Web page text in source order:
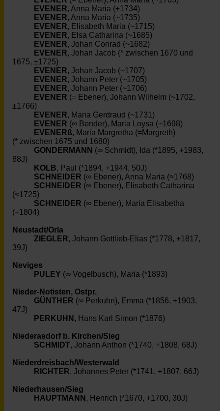
EVENER, Anna Maria (±1734)
EVENER, Anna Maria (~1735)
EVENER, Elisabeth Maria (~1715)
EVENER, Elsa Catharina (~1685)
EVENER, Johan Conrad (~1682)
EVENER, Johan Jacob (* zwischen 1670 und
1675, ±1725)
EVENER, Johan Jacob (~1707)
EVENER, Johann Peter (~1705)
EVENER, Johann Peter (~1706)
EVENER (= Ebener), Johann Wilhelm (~1702,
±1766)
EVENER, Maria Gerdraud (~1731)
EVENER (∞ Bender), Maria Loysa (~1698)
EVENERß, Maria Margretha (=Margreth)
(* zwischen 1675 und 1680)
GONDERMANN (∞ Schmidt), Ida (*1895, +1983,
88J)
KOLB, Paul (*1894, +1944, 50J)
SCHNEIDER (∞ Ebener), Anna Maria (≈1768)
SCHNEIDER (∞ Ebener), Elisabeth Catharina
(≈1725)
SCHNEIDER (∞ Ebener), Maria Elisabetha
(+1804)
Neustadt/Orla
ZIEGLER, Johann Gottlieb-Elias (*1778, +1817,
39J)
Neviges
PULEY (∞ Vogelbusch), Maria (*1893)
Nieder-Notisten, Ostpr.
GÜNTHER (∞ Perkuhn), Emma (*1856, +1903,
47J)
PERKUHN , Hans Karl Simon (*1876)
Niederasdorf b. Kirchen/Sieg
SCHMIDT, Johann Anthon (*1740, +1808, 68J)
Niederdreisbach/Westerwald
RICHTER, Johannes Peter (*1741, +1807, 66J)
Niederhausen/Sieg
HAUPTMANN , Henrich (*1670, +1700, 30J)